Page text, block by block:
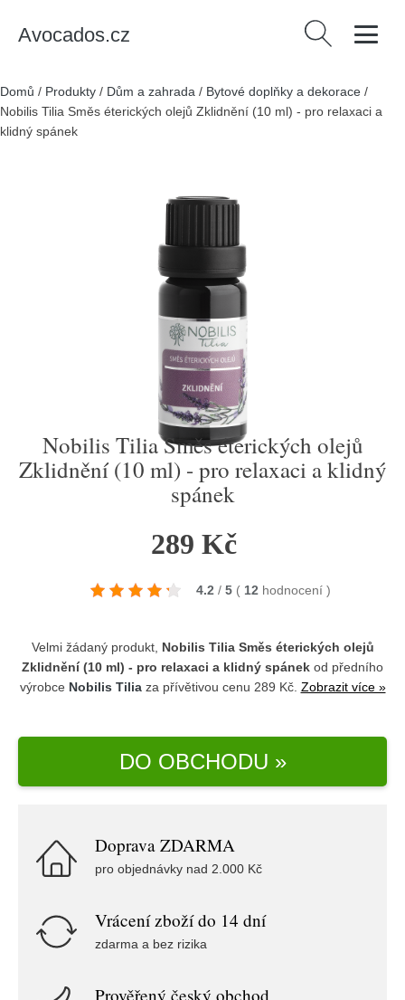
Avocados.cz Vyhledávání
Domů / Produkty / Dům a zahrada / Bytové doplňky a dekorace /
Nobilis Tilia Směs éterických olejů Zklidnění (10 ml) - pro relaxaci a
klidný spánek
Nobilis Tilia Směs éterických olejů
Zklidnění (10 ml) - pro relaxaci a klidný
spánek
289 Kč
4.2 / 5 ( 12 hodnocení )
Velmi žádaný produkt, Nobilis Tilia Směs éterických olejů
Zklidnění (10 ml) - pro relaxaci a klidný spánek od předního
výrobce Nobilis Tiliaza přívětivou cenu 289 Kč. Zobrazit více »
DO OBCHODU »
Doprava ZDARMA
pro objednávky nad 2.000 Kč
Vrácení zboží do 14 dní
zdarma a bez rizika
Prověřený český obchod